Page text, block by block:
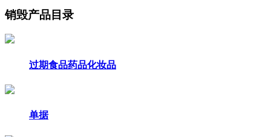
销毁产品目录
过期食品药品化妆品
单据